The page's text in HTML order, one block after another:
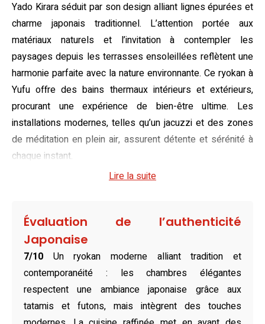
Yado Kirara séduit par son design alliant lignes épurées et
charme japonais traditionnel. L’attention portée aux
matériaux naturels et l’invitation à contempler les
paysages depuis les terrasses ensoleillées reflètent une
harmonie parfaite avec la nature environnante. Ce ryokan à
Yufu offre des bains thermaux intérieurs et extérieurs,
procurant une expérience de bien-être ultime. Les
installations modernes, telles qu’un jacuzzi et des zones
de méditation en plein air, assurent détente et sérénité à
chaque instant.
Magnifiquement aménagées, les chambres offrent un
japonaise authentique. Elles sont dotées de sols en tatami
et de baignoires semi-ouvertes donnant sur des vues
reposantes de la montagne. Les espaces sont lumineux,
insonorisés et hypoallergéniques, pour un maximum de
confort et de quiétude. Que ce soit les grandes suites
avec lits doubles ou les chambres plus intimes avec lits
simples, chaque option garantit une retraite apaisante et
Lire la suite
Évaluation de l’authenticité
Japonaise
7/10
Un ryokan moderne alliant tradition et
contemporanéité : les chambres élégantes
respectent une ambiance japonaise grâce aux
tatamis et futons, mais intègrent des touches